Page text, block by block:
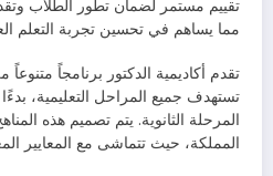
تقييم مستمر لضمان تطور الطلاب
مما يساهم في تحسين تجربة التعلم
تقدم أكاديمية الدكتور برنامجاً متنوعاً
تستهدف جميع المراحل التعليمية،
المرحلة الثانوية. يتم تصميم هذه
المملكة، حيث تتماشى مع المعايير